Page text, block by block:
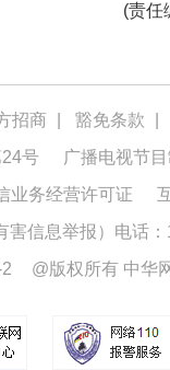
(责任
招商 豁免条款
号
广播电视节
业务经营许可证
害信息举报）电话
@版权所有 中华